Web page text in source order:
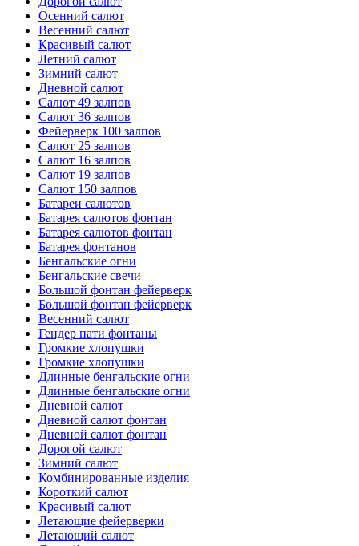
Осенний салют
Весенний салют
Красивый салют
Летний салют
Зимний салют
Дневной салют
Салют 49 залпов
Салют 36 залпов
Фейерверк 100 залпов
Салют 25 залпов
Салют 16 залпов
Салют 19 залпов
Салют 150 залпов
Батареи салютов
Батарея салютов фонтан
Батарея салютов фонтан
Батарея фонтанов
Бенгальские огни
Бенгальские свечи
Большой фонтан фейерверк
Большой фонтан фейерверк
Весенний салют
Гендер пати фонтаны
Громкие хлопушки
Громкие хлопушки
Длинные бенгальские огни
Длинные бенгальские огни
Дневной салют
Дневной салют фонтан
Дневной салют фонтан
Дорогой салют
Зимний салют
Комбинированные изделия
Короткий салют
Красивый салют
Летающие фейерверки
Летающий салют